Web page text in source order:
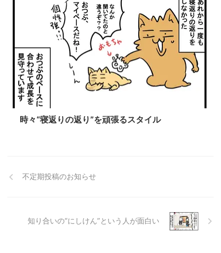
時々“寝返りの返り”を頑張るスタイル
不定期投稿のお知らせ
知り合いの“にしけん”という人が面白い